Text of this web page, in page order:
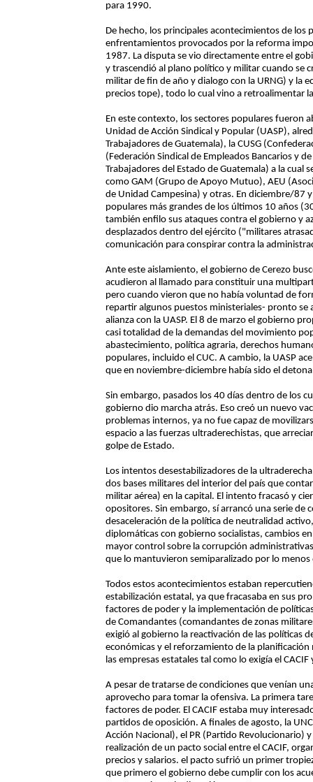
para 1990.
De hecho, los principales acontecimientos de los
enfrentamientos provocados por la reforma
1987. La disputa se vio directamente entre el
y trascendió al plano político y militar cuando se
militar de fin de año y dialogo con la URNG) y la
precios tope), todo lo cual vino a retroalimentar
En este contexto, los sectores populares fueron
Unidad de Acción Sindical y Popular (UASP),
Trabajadores de Guatemala), la CUSG
(Federación Sindical de Empleados Bancarios y
Trabajadores del Estado de Guatemala) a la cual
como GAM (Grupo de Apoyo Mutuo), AEU
de Unidad Campesina) y otras. En diciembre/87
populares más grandes de los últimos 10 años
también enfilo sus ataques contra el gobierno y
desplazados dentro del ejército ("militares
comunicación para conspirar contra la
Ante este aislamiento, el gobierno de Cerezo
acudieron al llamado para constituir una
pero cuando vieron que no había voluntad de
repartir algunos puestos ministeriales- pronto se
alianza con la UASP. El 8 de marzo el gobierno
casi totalidad de la demandas del movimiento
abastecimiento, política agraria, derechos
populares, incluido el CUC. A cambio, la UASP
que en noviembre-diciembre había sido el
Sin embargo, pasados los 40 días dentro de los
gobierno dio marcha atrás. Eso creó un nuevo
problemas internos, ya no fue capaz de
espacio a las fuerzas ultraderechistas, que
golpe de Estado.
Los intentos desestabilizadores de la
dos bases militares del interior del país que
militar aérea) en la capital. El intento fracasó y
opositores. Sin embargo, sí arrancó una serie de
desaceleración de la política de neutralidad
diplomáticas con gobierno socialistas, cambios
mayor control sobre la corrupción
que lo mantuvieron semiparalizado por lo
Todos estos acontecimientos estaban
estabilización estatal, ya que fracasaba en sus
factores de poder y la implementación de
de Comandantes (comandantes de zonas
exigió al gobierno la reactivación de las políticas
económicas y el reforzamiento de la
las empresas estatales tal como lo exigía el
A pesar de tratarse de condiciones que venían
aprovecho para tomar la ofensiva. La primera
factores de poder. El CACIF estaba muy
partidos de oposición. A finales de agosto, la
Acción Nacional), el PR (Partido Revolucionario)
realización de un pacto social entre el CACIF,
precios y salarios. el pacto sufrió un primer
que primero el gobierno debe cumplir con los